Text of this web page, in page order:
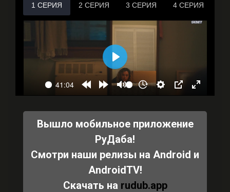
Вышло мобильное приложение
РуДаба!
Смотри наши релизы на Android и
AndroidTV!
Скачать на rudub.app